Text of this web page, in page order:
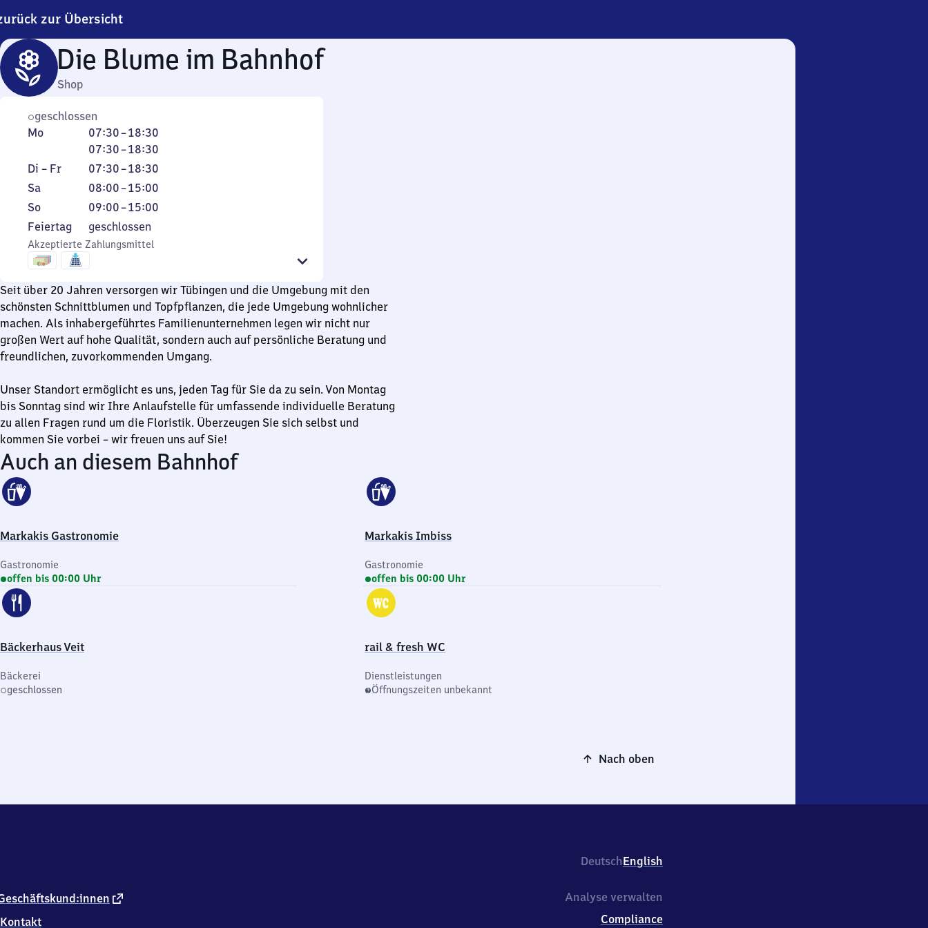
zur Übersicht
Die Blume im Bahnhof
Shop
geschlossen
Montag
Mo 07:30–18:30
Von
7
Uhr
30
18
Uhr
30
07:30–18:30
Von
7
Uhr
30
18
Uhr
30
Dienstag
bis
Freitag
Di – Fr 07:30–18:30
Von
7
Uhr
bis
18
Uhr
Samstag
Sa 08:00–15:00
Von
8
bis
15
Uhr
Sonntag
So 09:00–15:00
Von
9
Uhr
bis
15
Uhr
Feiertag
Feiertag geschlossen
Akzeptierte Zahlungsmittel
Seit über 20 Jahren versorgen wir Tübingen und die Umgebung mit den
schönsten Schnittblumen und Topfpflanzen, die jede Umgebung wohnlicher
machen. Als inhabergeführtes Familienunternehmen legen wir nicht nur
großen Wert auf hohe Qualität, sondern auch auf persönliche Beratung und
freundlichen, zuvorkommenden Umgang.
Unser Standort ermöglicht es uns, jeden Tag für Sie da zu sein. Von Montag
bis Sonntag sind wir Ihre Anlaufstelle für umfassende individuelle Beratung
zu allen Fragen rund um die Floristik. Überzeugen Sie sich selbst und
kommen Sie vorbei – wir freuen uns auf Sie!
Auch an diesem Bahnhof
Markakis Gastronomie
Gastronomie
offen bis 00:00 Uhr
Markakis Imbiss
Gastronomie
offen bis 00:00 Uhr
Bäckerhaus Veit
Bäckerei
geschlossen
rail & fresh WC
Dienstleistungen
Öffnungszeiten unbekannt
Nach oben
DeutschEnglish
externer
Kontakt
Analyse verwalten
Compliance